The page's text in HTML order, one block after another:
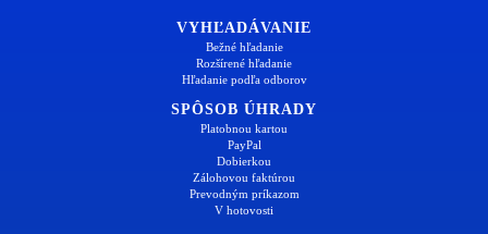
VYHĽADÁVANIE
Bežné hľadanie
Rozšírené hľadanie
Hľadanie podľa odborov
SPÔSOB ÚHRADY
Platobnou kartou
PayPal
Dobierkou
Zálohovou faktúrou
Prevodným príkazom
V hotovosti